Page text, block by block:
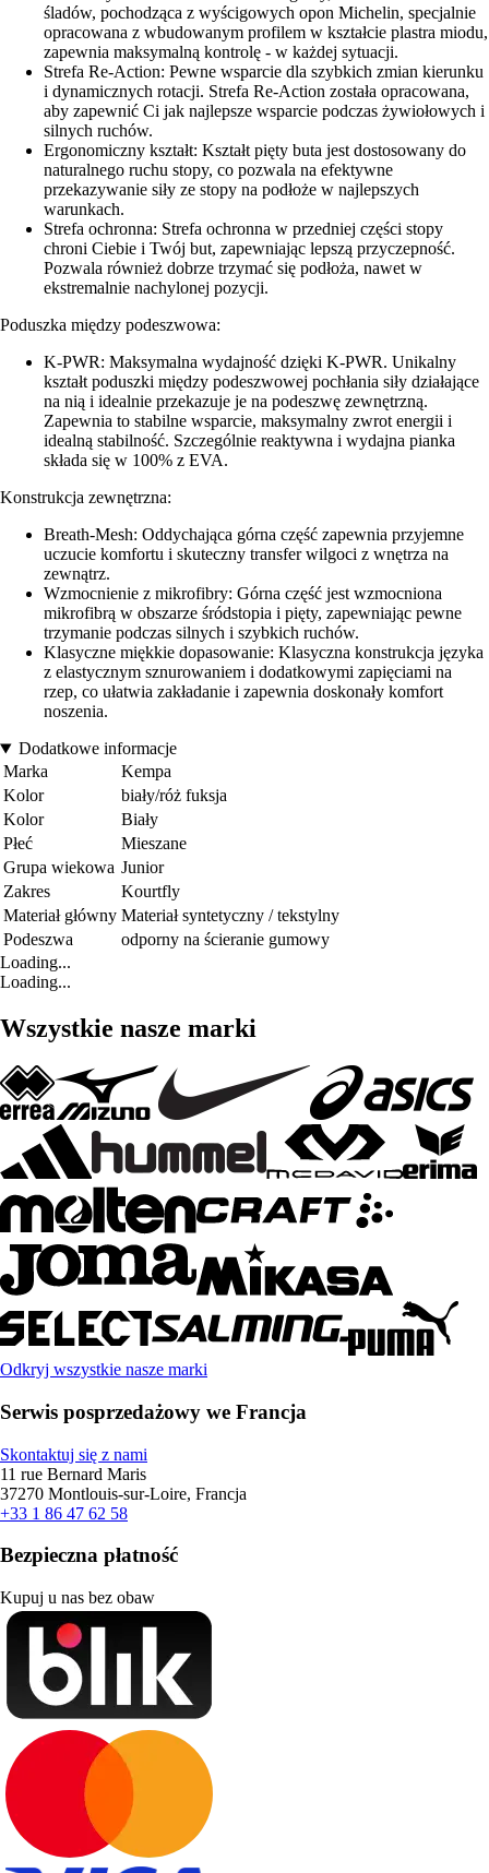
śladów, pochodząca z wyścigowych opon Michelin, specjalnie
opracowana z wbudowanym profilem w kształcie plastra miodu,
zapewnia maksymalną kontrolę - w każdej sytuacji.
Strefa Re-Action: Pewne wsparcie dla szybkich zmian kierunku
i dynamicznych rotacji. Strefa Re-Action została opracowana,
aby zapewnić Ci jak najlepsze wsparcie podczas żywiołowych i
silnych ruchów.
Ergonomiczny kształt: Kształt pięty buta jest dostosowany do
naturalnego ruchu stopy, co pozwala na efektywne
przekazywanie siły ze stopy na podłoże w najlepszych
warunkach.
Strefa ochronna: Strefa ochronna w przedniej części stopy
chroni Ciebie i Twój but, zapewniając lepszą przyczepność.
Pozwala również dobrze trzymać się podłoża, nawet w
ekstremalnie nachylonej pozycji.
Poduszka między podeszwowa:
K-PWR: Maksymalna wydajność dzięki K-PWR. Unikalny
kształt poduszki między podeszwowej pochłania siły działające
na nią i idealnie przekazuje je na podeszwę zewnętrzną.
Zapewnia to stabilne wsparcie, maksymalny zwrot energii i
idealną stabilność. Szczególnie reaktywna i wydajna pianka
składa się w 100% z EVA.
Konstrukcja zewnętrzna:
Breath-Mesh: Oddychająca górna część zapewnia przyjemne
uczucie komfortu i skuteczny transfer wilgoci z wnętrza na
zewnątrz.
Wzmocnienie z mikrofibry: Górna część jest wzmocniona
mikrofibrą w obszarze śródstopia i pięty, zapewniając pewne
trzymanie podczas silnych i szybkich ruchów.
Klasyczne miękkie dopasowanie: Klasyczna konstrukcja języka
z elastycznym sznurowaniem i dodatkowymi zapięciami na
rzep, co ułatwia zakładanie i zapewnia doskonały komfort
noszenia.
Dodatkowe informacje
Marka
Kempa
Kolor
biały/róż fuksja
Kolor
Biały
Płeć
Mieszane
Grupa wiekowa Junior
Zakres
Kourtfly
Materiał główny Materiał syntetyczny / tekstylny
Podeszwa
odporny na ścieranie gumowy
Loading...
Loading...
Wszystkie nasze marki
Odkryj wszystkie nasze marki
Serwis posprzedażowy we Francja
Skontaktuj się z nami
11 rue Bernard Maris
37270 Montlouis-sur-Loire, Francja
+33 1 86 47 62 58
Bezpieczna płatność
Kupuj u nas bez obaw